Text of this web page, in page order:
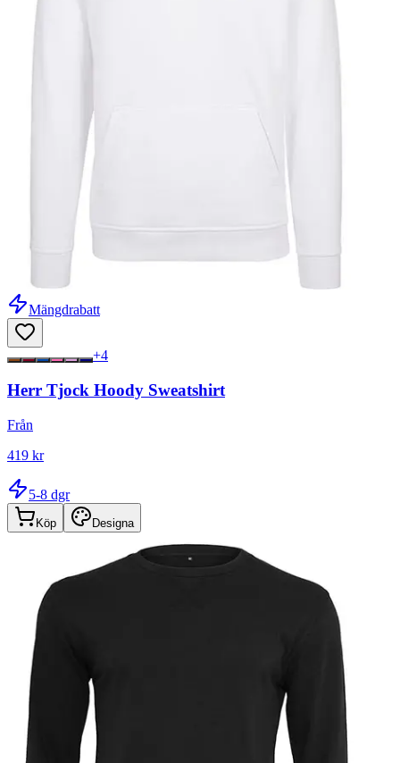
Mängdrabatt
+4
Herr Tjock Hoody Sweatshirt
Från
419 kr
5-8 dgr
Köp Designa